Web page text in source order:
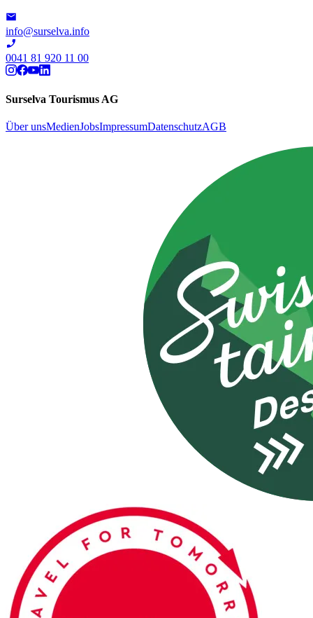
info@surselva.info
0041 81 920 11 00
Surselva Tourismus AG
Über unsMedienJobsImpressumDatenschutzAGB